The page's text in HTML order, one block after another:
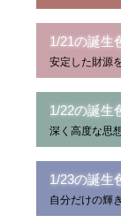
1/21の誕生
安定した財源
1/22の誕生
深く高度な思
1/23の誕生
自分だけの輝